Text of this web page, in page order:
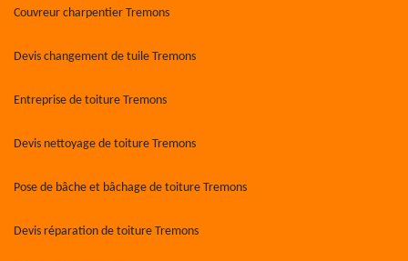
Couvreur charpentier Tremons
Devis changement de tuile Tremons
Entreprise de toiture Tremons
Devis nettoyage de toiture Tremons
Pose de bâche et bâchage de toiture Tremons
Devis réparation de toiture Tremons